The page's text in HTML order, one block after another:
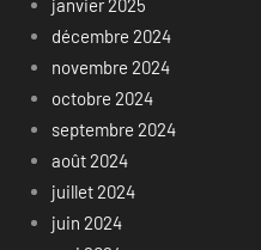
janvier 2025
décembre 2024
novembre 2024
octobre 2024
septembre 2024
août 2024
juillet 2024
juin 2024